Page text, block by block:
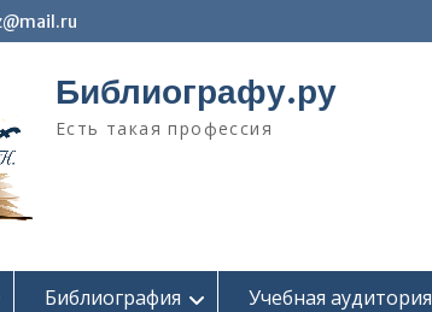
Библиографу.ру
Есть такая профессия
Библиография Учебная аудитория